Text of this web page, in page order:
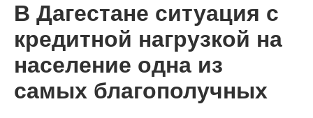
В Дагестане ситуация с
кредитной нагрузкой на
население одна из
самых благополучных